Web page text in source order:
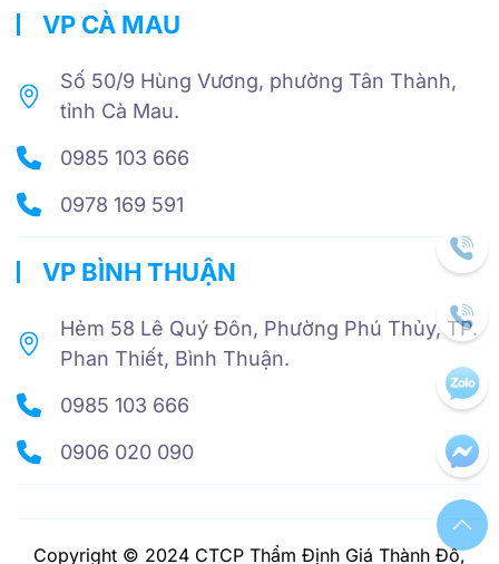
VP CÀ MAU
Số 50/9 Hùng Vương, phường Tân Thành,
tỉnh Cà Mau.
0985 103 666
0978 169 591
VP BÌNH THUẬN
Hẻm 58 Lê Quý Đôn, Phường Phú Thủy, TP.
Phan Thiết, Bình Thuận.
0985 103 666
0906 020 090
Copyright © 2024 CTCP Thẩm Định Giá Thành Đô,